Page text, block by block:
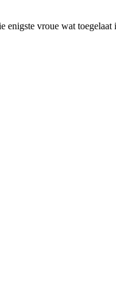
enigste vroue wat toegelaat